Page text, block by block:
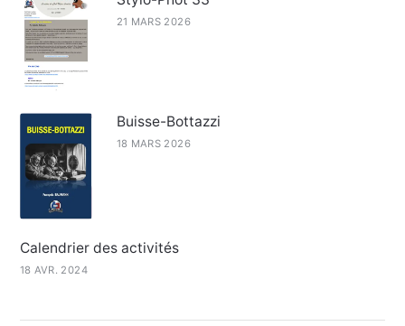
21 MARS 2026
Buisse-Bottazzi
18 MARS 2026
Calendrier des activités
18 AVR. 2024